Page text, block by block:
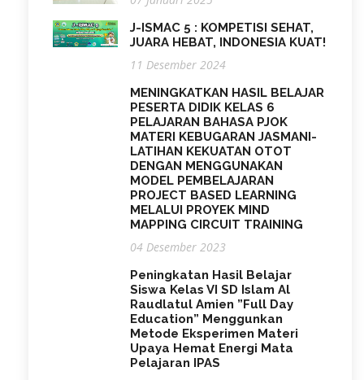
J-ISMAC 5 : KOMPETISI SEHAT,
JUARA HEBAT, INDONESIA KUAT!
11 Desember 2024
MENINGKATKAN HASIL BELAJAR
PESERTA DIDIK KELAS 6
PELAJARAN BAHASA PJOK
MATERI KEBUGARAN JASMANI-
LATIHAN KEKUATAN OTOT
DENGAN MENGGUNAKAN
MODEL PEMBELAJARAN
PROJECT BASED LEARNING
MELALUI PROYEK MIND
MAPPING CIRCUIT TRAINING
04 Desember 2023
Peningkatan Hasil Belajar
Siswa Kelas VI SD Islam Al
Raudlatul Amien ”Full Day
Education” Menggunkan
Metode Eksperimen Materi
Upaya Hemat Energi Mata
Pelajaran IPAS